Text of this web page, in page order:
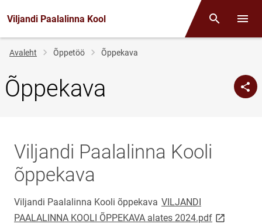
Viljandi Paalalinna Kool Otsing
Jälglink
Avaleht Õppetöö Õppekava
Õppekava
Viljandi Paalalinna Kooli
õppekava
Viljandi Paalalinna Kooli õppekava VILJANDI
PAALALINNA KOOLI ÕPPEKAVA alates 2024.pdflink opens